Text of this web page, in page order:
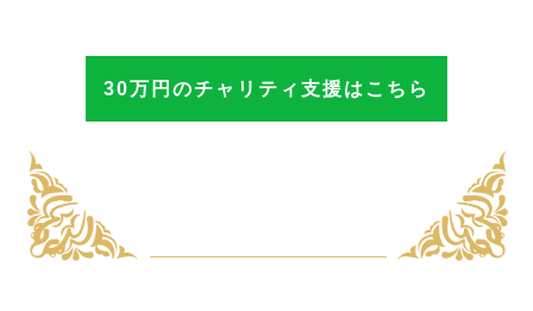
30万円のチャリテ ィ 支援はこち ら